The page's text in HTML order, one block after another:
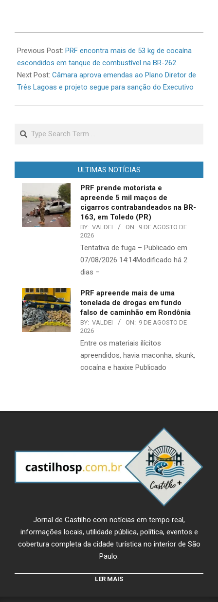
06-
24
Previous Post: PRF encontra mais de 53 kg de cocaína
escondidos em tanque de combustível na BR-262
Next Post: Câmara aprova emendas ao Plano Diretor de
Três Lagoas e projeto segue para sanção do Executivo
Search
ULTIMAS NOTÍCIAS
PRF prende motorista e
apreende 5 mil maços de
cigarros contrabandeados na BR-
163, em Toledo (PR)
BY: VALDEI ON: 9 DE AGOSTO DE
2026
Tentativa de fuga – Publicado em
07/08/2026 14:14Modificado há 2
dias –
PRF apreende mais de uma
tonelada de drogas em fundo
falso de caminhão em Rondônia
BY: VALDEI ON: 9 DE AGOSTO DE
2026
Entre os materiais ilícitos
apreendidos, havia maconha, skunk,
cocaína e haxixe Publicado
Jornal de Castilho com notícias em tempo real,
informações locais, utilidade pública, política, eventos e
cobertura completa da cidade turística no interior de São
Paulo.
LER MAIS